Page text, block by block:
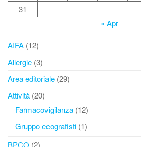
31
« Apr
AIFA (12)
Allergie (3)
Area editoriale (29)
Attività (20)
Farmacovigilanza (12)
Gruppo ecografisti (1)
BPCO (2)